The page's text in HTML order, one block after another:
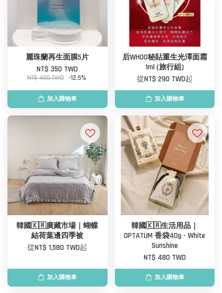
麗珠蘭再生面膜5片
NT$ 350 TWD
NT$ 400 TWD -12.5%
加入購物車
后WHOO秘貼重生光澤面霜
1ml (旅行組)
從NT$ 290 TWD起
加入購物車
韓國🇰🇷廣藏市場｜蝴蝶
結荷葉邊四季被
從NT$ 1,580 TWD起
加入購物車
韓國🇰🇷生活用品｜
OPTATUM 香袋40g - White
Sunshine
NT$ 480 TWD
加入購物車